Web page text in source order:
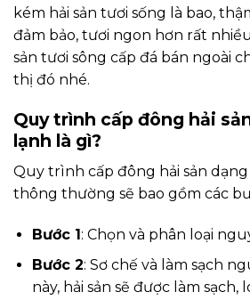
kém hải sản tươi sống là bao,
đảm bảo, tươi ngon hơn rất
sản tươi sông cấp đá bán ngoài
thị đó nhé.
Quy trình cấp đông hải
lạnh là gì?
Quy trình cấp đông hải sản
thông thường sẽ bao gồm các
Bước 1: Chọn và phân loại
Bước 2: Sơ chế và làm sạch
này, hải sản sẽ được làm sạch,